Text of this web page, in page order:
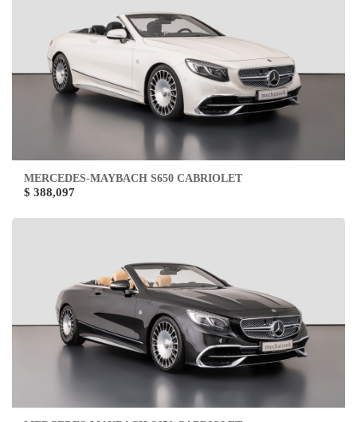
MERCEDES-MAYBACH S650 CABRIOLET
$ 388,097